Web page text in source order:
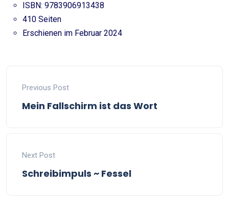
ISBN: 9783906913438
410 Seiten
Erschienen im Februar 2024
Previous Post
Mein Fallschirm ist das Wort
Next Post
Schreibimpuls ~ Fessel